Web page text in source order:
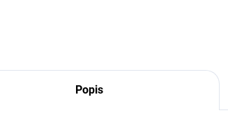
Popis